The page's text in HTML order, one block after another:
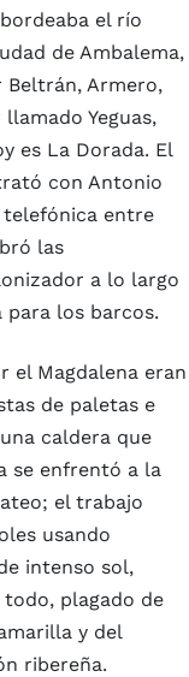
el río
de Ambalema,
Beltrán, Armero,
Yeguas,
es La Dorada. El
con Antonio
telefónica entre
las
a lo largo
para los barcos.
el Magdalena eran
de paletas e
caldera que
se enfrentó a la
el trabajo
usando
intenso sol,
plagado de
y del
ribereña.